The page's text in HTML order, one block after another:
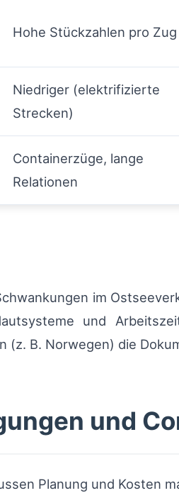
Hohe Stückzahlen pro Zug
Niedriger (elektrifizierte
Strecken)
Containerzüge, lange
Relationen
im
und
(z. B. Norwegen) die
und
Planung und Kosten